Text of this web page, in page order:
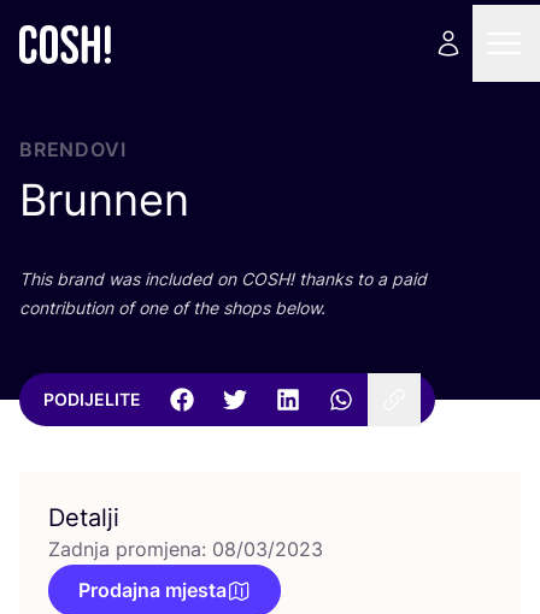
BRENDOVI
Brunnen
This brand was inclu­ded on COSH! than­ks to a paid
con­tri­bu­ti­on of one of the shops below.
PODIJELITE
Detalji
Zadnja promjena: 08/03/2023
Prodajna mjesta